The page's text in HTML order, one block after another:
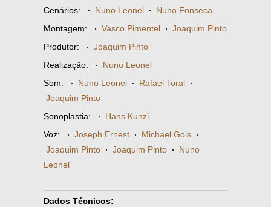
Cenários: · Nuno Leonel · Nuno Fonseca
Montagem: · Vasco Pimentel · Joaquim Pinto
Produtor: · Joaquim Pinto
Realização: · Nuno Leonel
Som: · Nuno Leonel · Rafael Toral ·
Joaquim Pinto
Sonoplastia: · Hans Kunzi
Voz: · Joseph Ernest · Michael Gois ·
Joaquim Pinto · Joaquim Pinto · Nuno
Leonel
Dados Técnicos: